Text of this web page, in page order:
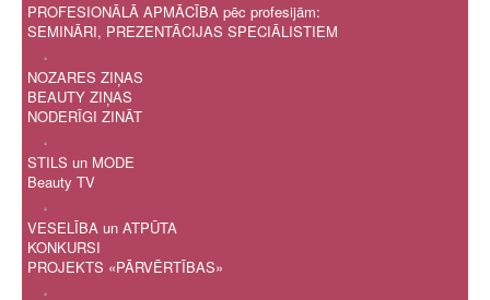
PROFESIONĀLĀ APMĀCĪBA pēc profesijām:
SEMINĀRI, PREZENTĀCIJAS SPECIĀLISTIEM
.
NOZARES ZIŅAS
BEAUTY ZIŅAS
NODERĪGI ZINĀT
.
STILS un MODE
Beauty TV
.
VESELĪBA un ATPŪTA
KONKURSI
PROJEKTS «PĀRVĒRTĪBAS»
.